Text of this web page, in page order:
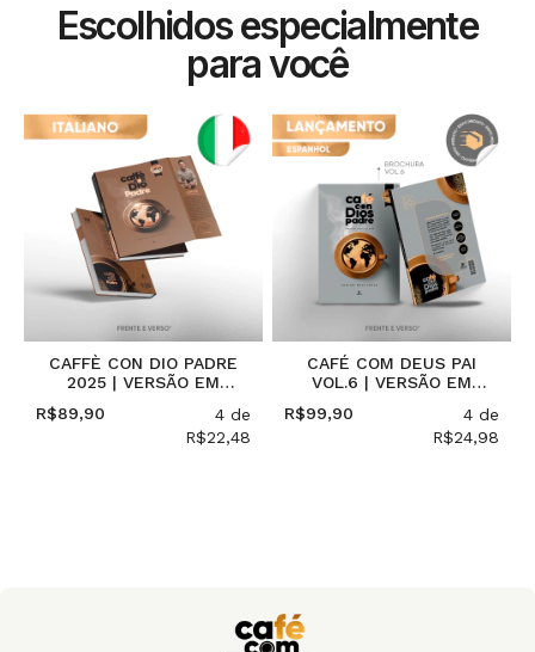
Escolhidos especialmente
para você
CAFFÈ CON DIO PADRE
2025 | VERSÃO EM
R$89,90 4 de
R$22,48
CAFÉ COM DEUS PAI
VOL.6 | VERSÃO EM
R$99,90 4 de
R$24,98